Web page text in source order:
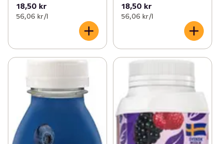
18,50 kr
56,06 kr /l
18,50 kr
56,06 kr /l